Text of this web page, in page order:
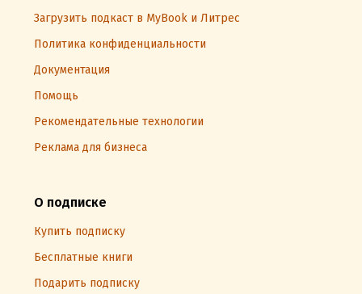
Загрузить подкаст в MyBook и Литрес
Политика конфиденциальности
Документация
Помощь
Рекомендательные технологии
Реклама для бизнеса
О подписке
Купить подписку
Бесплатные книги
Подарить подписку